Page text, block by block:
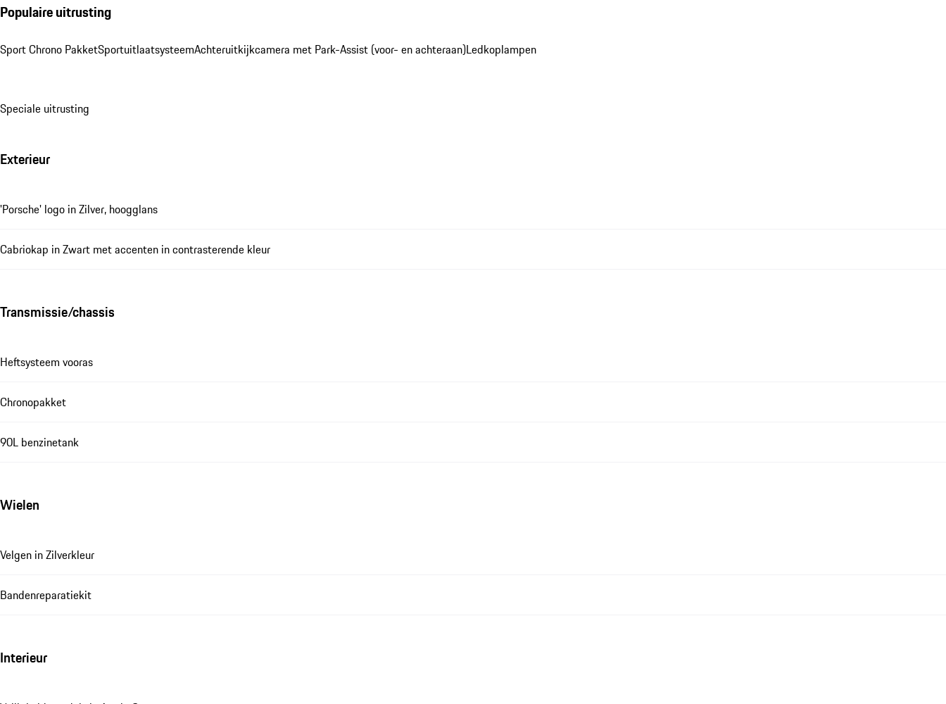
Populaire uitrusting
Sport Chrono PakketSportuitlaatsysteemAchteruitkijkcamera met Park-Assist (voor- en achteraan)Ledkoplampen
Speciale uitrusting
Exterieur
'Porsche' logo in Zilver, hoogglans
Cabriokap in Zwart met accenten in contrasterende kleur
Transmissie/chassis
Heftsysteem vooras
Chronopakket
90L benzinetank
Wielen
Velgen in Zilverkleur
Bandenreparatiekit
Interieur